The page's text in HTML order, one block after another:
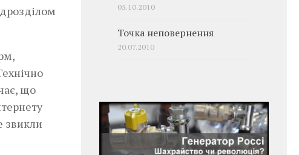
що
звикли
05.10.2010
Точка неповернення
20.07.2010